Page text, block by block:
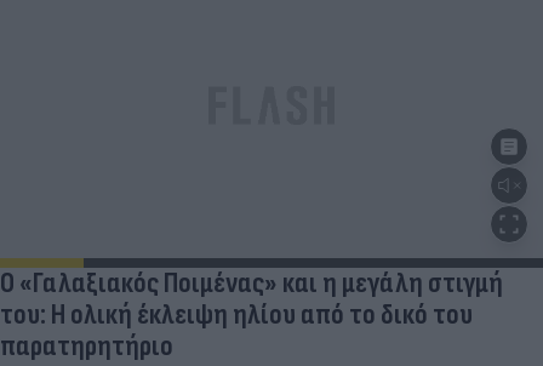
Ο «Γαλαξιακός Ποιμένας» και η μεγάλη στιγμή
του: Η ολική έκλειψη ηλίου από το δικό του
παρατηρητήριο